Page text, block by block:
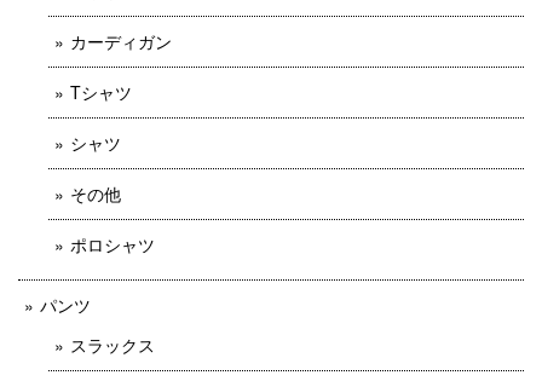
カーディガン
Tシャツ
シャツ
その他
ポロシャツ
パンツ
スラックス